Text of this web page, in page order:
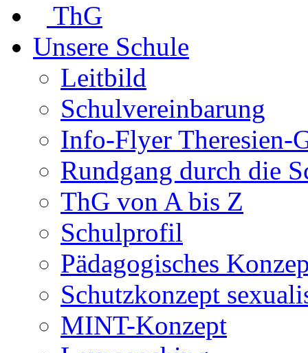
ThG
Unsere Schule
Leitbild
Schulvereinbarung
Info-Flyer Theresien-
Rundgang durch die
ThG von A bis Z
Schulprofil
Pädagogisches
Schutzkonzept
MINT-Konzept